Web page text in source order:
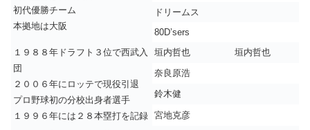
初代優勝チーム
本拠地は大阪
ドリームス
80D’sers
１９８８年ドラフト３位で西武入
団
２００６年にロッテで現役引退
プロ野球初の分校出身者選手
１９９６年には２８本塁打を記録
垣内哲也
垣内哲也
奈良原浩
鈴木健
宮地克彦